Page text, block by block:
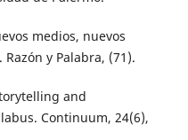
medios, nuevos
y Palabra, (71).
and
Continuum, 24(6),